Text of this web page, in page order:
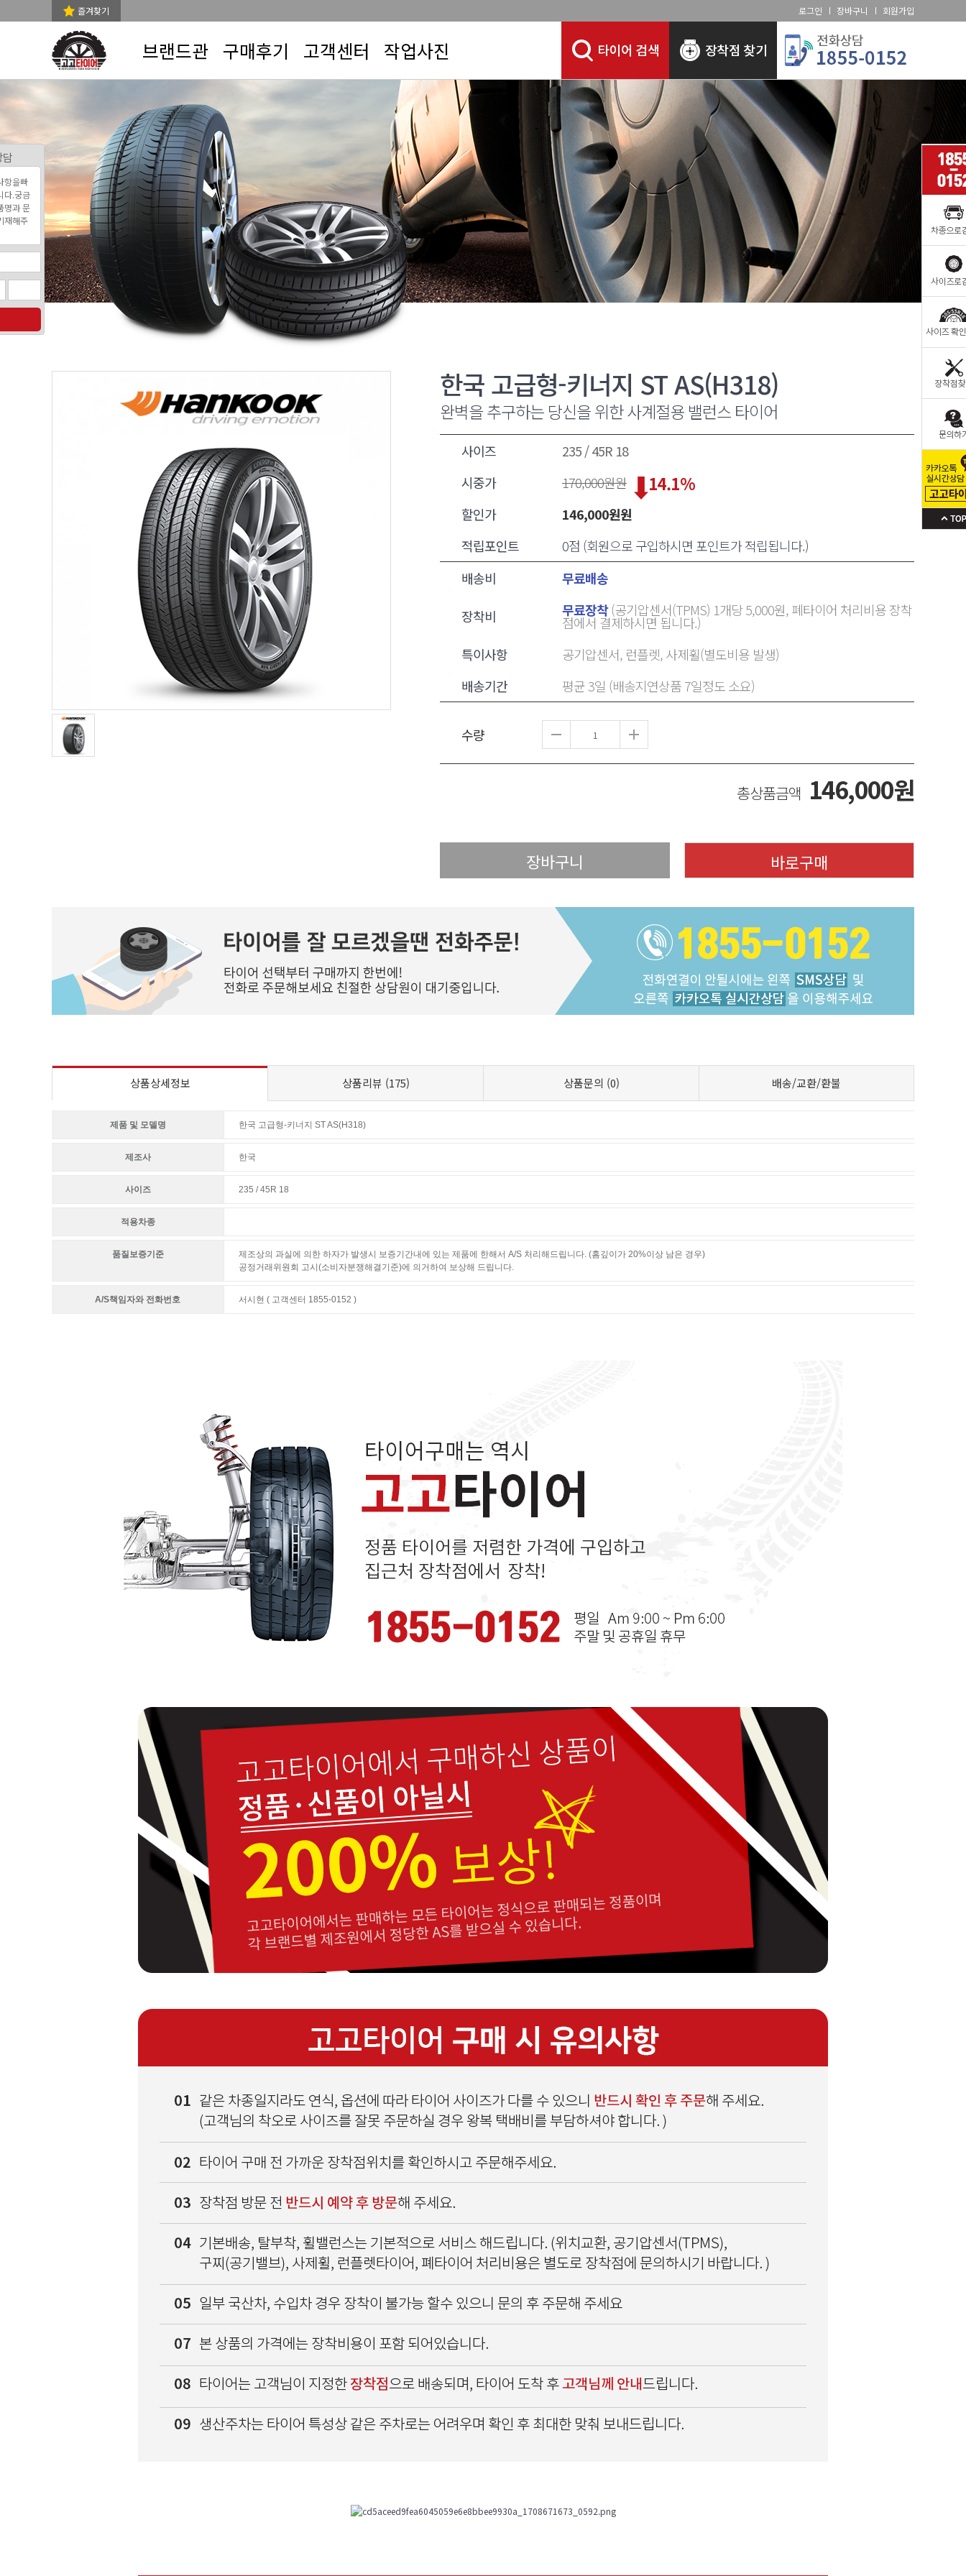
즐겨찾기 로그인 장바구니 회원가입
브랜드관 구매후기 고객센터 작업사진
한국 고급형-키너지 ST AS(H318)
완벽을 추구하는 당신을 위한 사계절용 밸런스 타이어
사이즈
235 / 45R 18
시중가
170,000원원
할인가
146,000원원
14.1%
적립포인트
0점 (회원으로 구입하시면 포인트가 적립됩니다.)
배송비
무료배송
장착비 무료장착(공기압센서(TPMS) 1개당 5,000원, 폐타이어 처리비용 장착
점에서 결제하시면 됩니다.)
특이사항
공기압센서, 런플렛, 사제휠(별도비용 발생)
배송기간
평균 3일 (배송지연상품 7일정도 소요)
수량
총상품금액 146,000원
상품상세정보 상품리뷰 (175) 상품문의 (0) 배송/교환/환불
제품 및 모델명 한국 고급형-키너지 ST AS(H318)
제조사 한국
사이즈 235 / 45R 18
적용차종
품질보증기준
제조상의 과실에 의한 하자가 발생시 보증기간내에 있는 제품에 한해서 A/S 처리해드립니다. (홈깊이가 20%이상 남은 경우)
공정거래위원회 고시(소비자분쟁해결기준)에 의거하여 보상해 드립니다.
A/S책임자와 전화번호 서시현 ( 고객센터 1855-0152 )